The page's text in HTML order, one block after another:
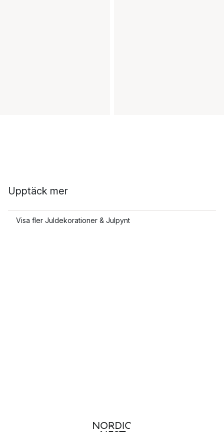
Upptäck mer
Visa fler Juldekorationer & Julpynt